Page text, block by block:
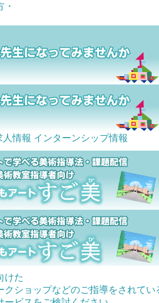
人情報 インターンシップ情報
けた
クショップなどのご指導をされてい